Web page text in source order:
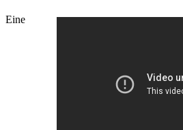
Eine